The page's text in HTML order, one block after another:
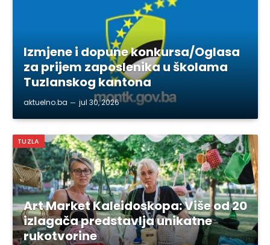
Izmjene i dopune konkursa/Oglasa
za prijem zaposlenika u školama
Tuzlanskog kantona
aktuelno.ba jul 30, 2026
TUZLA
Art Market Kaleidoskopa: Više od 20
izlagača predstavlja unikatne
rukotvorine